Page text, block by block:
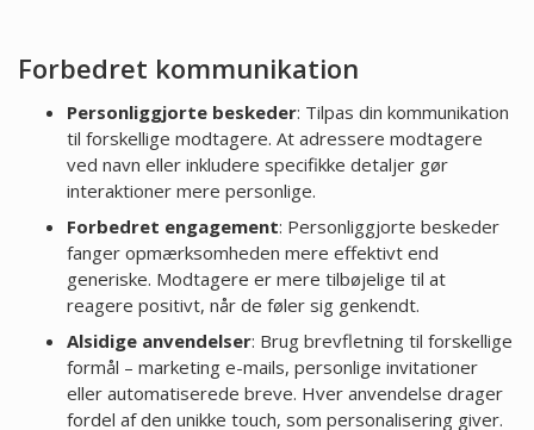
Forbedret kommunikation
Personliggjorte beskeder: Tilpas din kommunikation
til forskellige modtagere. At adressere modtagere
ved navn eller inkludere specifikke detaljer gør
interaktioner mere personlige.
Forbedret engagement: Personliggjorte beskeder
fanger opmærksomheden mere effektivt end
generiske. Modtagere er mere tilbøjelige til at
reagere positivt, når de føler sig genkendt.
Alsidige anvendelser: Brug brevfletning til forskellige
formål – marketing e-mails, personlige invitationer
eller automatiserede breve. Hver anvendelse drager
fordel af den unikke touch, som personalisering giver.